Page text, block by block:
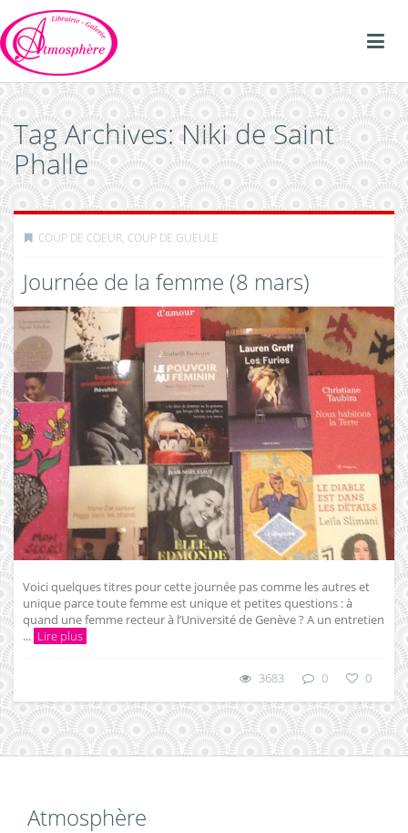
Tag Archives: Niki de Saint
Phalle
COUP DE COEUR, COUP DE GUEULE
Journée de la femme (8 mars)
Voici quelques titres pour cette journée pas comme les autres et
unique parce toute femme est unique et petites questions : à
quand une femme recteur à l’Université de Genève ? A un entretien
... Lire plus
3683 0 0
Atmosphère